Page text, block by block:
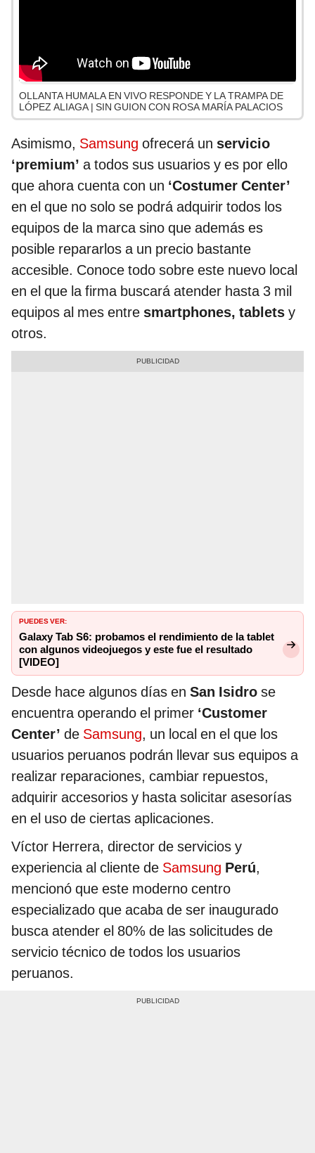
OLLANTA HUMALA EN VIVO RESPONDE Y LA TRAMPA DE
LÓPEZ ALIAGA | SIN GUION CON ROSA MARÍA PALACIOS
Asimismo, Samsung ofrecerá un servicio
‘premium’ a todos sus usuarios y es por ello
que ahora cuenta con un ‘Costumer Center’
en el que no solo se podrá adquirir todos los
equipos de la marca sino que además es
posible repararlos a un precio bastante
accesible. Conoce todo sobre este nuevo local
en el que la firma buscará atender hasta 3 mil
equipos al mes entre smartphones, tablets y
otros.
PUEDES VER:
Galaxy Tab S6: probamos el rendimiento de la tablet
con algunos videojuegos y este fue el resultado
[VIDEO]
Desde hace algunos días en San Isidro se
encuentra operando el primer ‘Customer
Center’ de Samsung, un local en el que los
usuarios peruanos podrán llevar sus equipos a
realizar reparaciones, cambiar repuestos,
adquirir accesorios y hasta solicitar asesorías
en el uso de ciertas aplicaciones.
Víctor Herrera, director de servicios y
experiencia al cliente de Samsung Perú,
mencionó que este moderno centro
especializado que acaba de ser inaugurado
busca atender el 80% de las solicitudes de
servicio técnico de todos los usuarios
peruanos.